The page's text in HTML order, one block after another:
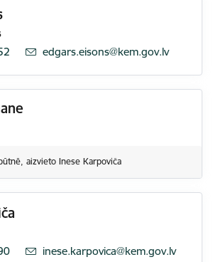
E-pasts:
edgars.eisons@kem.gov.lv
aizvieto Inese Karpoviča
E-pasts:
inese.karpovica@kem.gov.lv